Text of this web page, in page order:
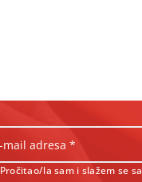
Pročitao/la sam i slažem se sa